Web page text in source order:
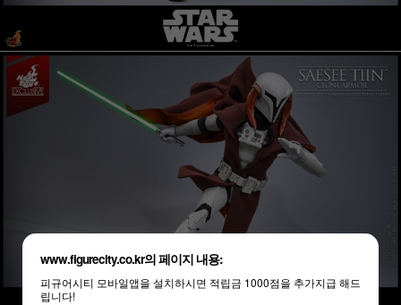
www.figurecity.co.kr의 페이지 내용:
피규어시티 모바일앱을 설치하시면 적립금 1000점을 추가지급 해드
립니다!